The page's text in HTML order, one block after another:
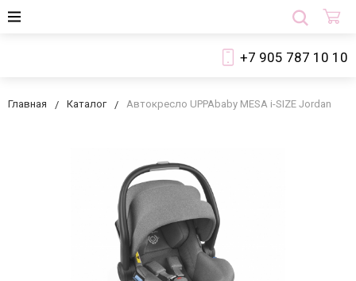
+7 905 787 10 10
Главная Каталог Автокресло UPPAbaby MESA i-SIZE Jordan